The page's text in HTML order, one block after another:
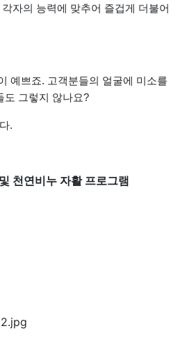
자의 능력에 맞추어 즐겁게 더불어
예쁘죠. 고객분들의 얼굴에 미소를
도 그렇지 않나요?
.
천연비누 자활 프로그램